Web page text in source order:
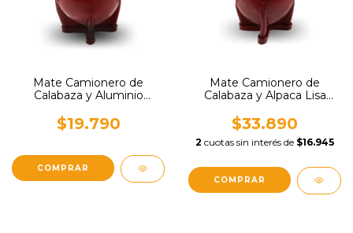
Mate Camionero de
Calabaza y Aluminio
$19.790
Mate Camionero de
Calabaza y Alpaca Lisa
$33.890
2 cuotas sin interés de $16.945